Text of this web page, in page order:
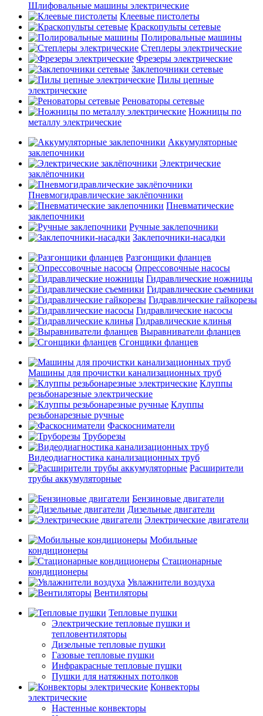
Шлифовальные машины электрические
Клеевые пистолеты
Краскопульты сетевые
Полировальные машины
Степлеры электрические
Фрезеры электрические
Заклепочники сетевые
Пилы цепные
электрические
Реноваторы сетевые
Ножницы по
металлу электрические
Аккумуляторные
заклепочники
Электрические
заклёпочники
Пневмогидравлические заклёпочники
Пневматические
заклепочники
Ручные заклепочники
Заклепочники-насадки
Разгонщики фланцев
Опрессовочные насосы
Гидравлические ножницы
Гидравлические съемники
Гидравлические гайкорезы
Гидравлические насосы
Гидравлические клинья
Выравниватели фланцев
Сгонщики фланцев
Машины для прочистки канализационных труб
Клуппы
резьбонарезные электрические
Клуппы
резьбонарезные ручные
Фаскосниматели
Труборезы
Видеодиагностика канализационных труб
Расширители
трубы аккумуляторные
Бензиновые двигатели
Дизельные двигатели
Электрические двигатели
Мобильные
кондиционеры
Стационарные
кондиционеры
Увлажнители воздуха
Вентиляторы
Тепловые пушки
Электрические тепловые пушки и
тепловентиляторы
Дизельные тепловые пушки
Газовые тепловые пушки
Инфракрасные тепловые пушки
Пушки для натяжных потолков
Конвекторы
электрические
Настенные конвекторы